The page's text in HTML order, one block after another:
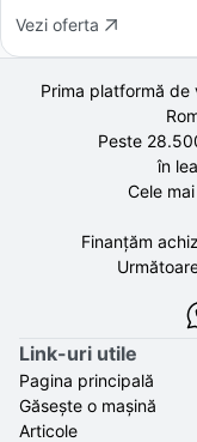
Vezi oferta
Prima platformă de
Peste
în
Cele
Finanțăm
Link-uri utile
Pagina principală
Găsește o mașină
Articole